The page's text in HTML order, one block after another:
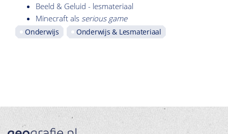
Beeld & Geluid - lesmateriaal
Minecraft als serious game
Onderwijs Onderwijs & Lesmateriaal